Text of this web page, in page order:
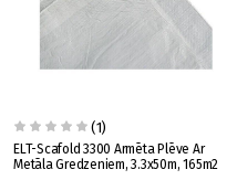
(1)
ELT-Scafold 3300 Armēta Plēve Ar
Metāla Gredzeniem, 3.3x50m, 165m2